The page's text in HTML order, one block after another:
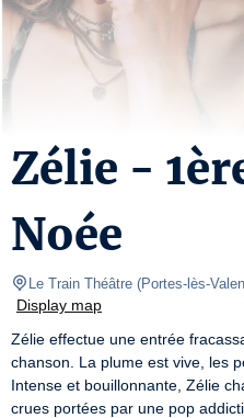
Zélie -
Noée
Le Train Théâtre (Portes-lès-
Display map
Zélie effectue une entrée
chanson. La plume est vive, les
Intense et bouillonnante, Zélie
crues portées par une pop